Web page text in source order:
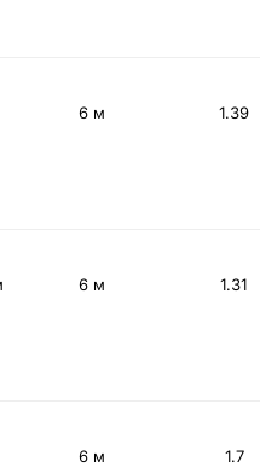
6 м 1.39
6 м 1.31
6 м 1.7